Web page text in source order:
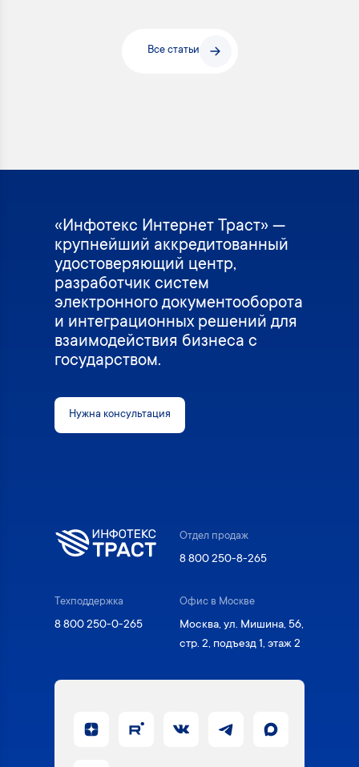
Все статьи
«Инфотекс Интернет Траст» —
крупнейший аккредитованный
удостоверяющий центр,
разработчик систем
электронного документооборота
и интеграционных решений для
взаимодействия бизнеса с
государством.
Нужна консультация
Отдел продаж
8 800 250-8-265
Техподдержка
8 800 250-0-265
Офис в Москве
Москва, ул. Мишина, 56,
стр. 2, подъезд 1, этаж 2